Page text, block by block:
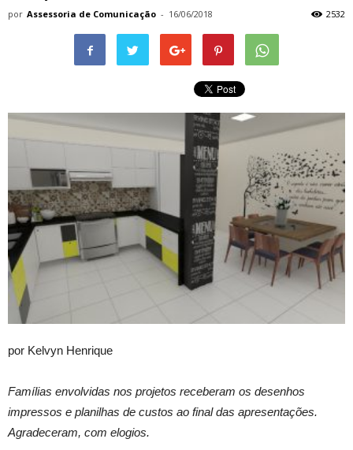
por Assessoria de Comunicação - 16/06/2018 2532
por Kelvyn Henrique
Famílias envolvidas nos projetos receberam os desenhos
impressos e planilhas de custos ao final das apresentações.
Agradeceram, com elogios.